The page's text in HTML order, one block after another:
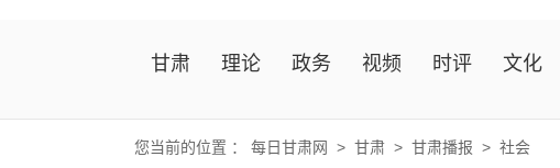
甘肃 理论 政务 视频 时评 文化
您当前的位置 ： 每日甘肃网 > 甘肃 > 甘肃播报 > 社会